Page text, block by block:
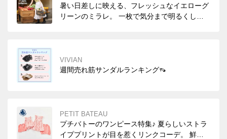
暑い日差しに映える、フレッシュなイエローグ
リーンのミラレ。 一枚で気分まで明るくして
VIVIAN
週間売れ筋サンダルランキング👡
PETIT BATEAU
プチバトーのワンピース特集♪ 夏らしいストラ
イププリントが目を惹くリンクコーデ。 鮮や